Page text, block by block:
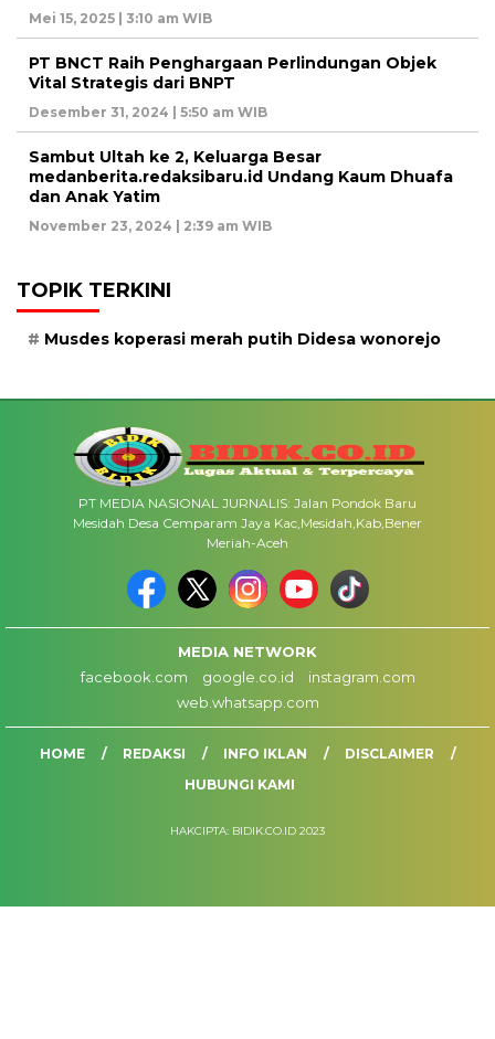
Mei 15, 2025 | 3:10 am WIB
PT BNCT Raih Penghargaan Perlindungan Objek
Vital Strategis dari BNPT
Desember 31, 2024 | 5:50 am WIB
Sambut Ultah ke 2, Keluarga Besar
medanberita.redaksibaru.id Undang Kaum Dhuafa
dan Anak Yatim
November 23, 2024 | 2:39 am WIB
TOPIK TERKINI
Musdes koperasi merah putih Didesa wonorejo
PT MEDIA NASIONAL JURNALIS: Jalan Pondok Baru
Mesidah Desa Cemparam Jaya Kac,Mesidah,Kab,Bener
Meriah-Aceh
MEDIA NETWORK
facebook.com
google.co.id
instagram.com
web.whatsapp.com
HOME REDAKSI INFO IKLAN
DISCLAIMER
HUBUNGI KAMI
HAKCIPTA: BIDIK.CO.ID 2023